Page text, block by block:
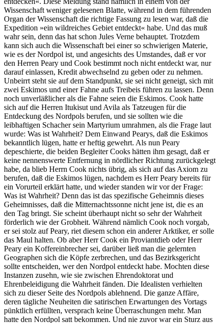
Wissenschaft weniger gelesenen Blatte, während in dem führenden
Organ der Wissenschaft die richtige Fassung zu lesen war, daß die
Expedition »ein wildreiches Gebiet entdeckt« habe. Und das muß
wahr sein, denn das hat schon Jules Verne behauptet. Trotzdem
kann sich auch die Wissenschaft bei einer so schwierigen Materie,
wie es der Nordpol ist, und angesichts des Umstandes, daß er vor
den Herren Peary und Cook bestimmt noch nicht entdeckt war, nur
darauf einlassen, Kredit abwechselnd zu geben oder zu nehmen.
Unbeirrt steht sie auf dem Standpunkt, sie sei nicht geneigt, sich mit
zwei Eskimos und einer Fahne aufs Treibeis führen zu lassen. Denn
noch unverläßlicher als die Fahne seien die Eskimos. Cook hatte
sich auf die Herren Itukisut und Avila als Tatzeugen für die
Entdeckung des Nordpols berufen, und sie sollten wie die
leibhaftigen Schacher sein Martyrium umrahmen, als die Frage laut
wurde: Was ist Wahrheit? Dem Einwand Pearys, daß die Eskimos
bekanntlich lügen, hatte er heftig gewehrt. Als nun Peary
depeschierte, die beiden Begleiter Cooks hätten ihm gesagt, daß er
keine nennenswerte Entfernung in nördlicher Richtung zurückgelegt
habe, da blieb Herrn Cook nichts übrig, als sich auf das Axiom zu
berufen, daß die Eskimos lügen, nachdem es Herr Peary bereits für
ein Vorurteil erklärt hatte, und wieder standen wir vor der Frage:
Was ist Wahrheit? Denn das ist das spezifische Geheimnis dieses
Geheimnisses, daß die Mitternachtssonne nicht jene ist, die es an
den Tag bringt. Sie scheint überhaupt nicht so sehr der Wahrheit
förderlich wie der Grobheit. Während nämlich Cook noch vorgab,
er sei stolz auf Peary, riet diesem schon ein anderer Arktiker, er solle
das Maul halten. Ob aber Herr Cook ein Proviantdieb oder Herr
Peary ein Koffereinbrecher sei, darüber ließ man die gelernten
Geographen sich die Köpfe zerbrechen, und das Bezirksgericht
sollte entscheiden, wer den Nordpol entdeckt habe. Mochten diese
Instanzen zusehn, wie sie zwischen Ehrendoktorat und
Ehrenbeleidigung die Wahrheit fänden. Die Idealisten verhielten
sich zu dieser Seite des Nordpols ablehnend. Die ganze Affäre,
deren tägliche Neuheiten die satirischen Erwartungen des Vortags
pünktlich erfüllten, versprach keine Überraschungen mehr. Man
hatte den Nordpol satt bekommen. Und nie zuvor war ein Sturz aus